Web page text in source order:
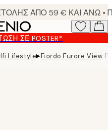
ΣΕ POSTER*
Lifestyle▸Fiordo Furore View